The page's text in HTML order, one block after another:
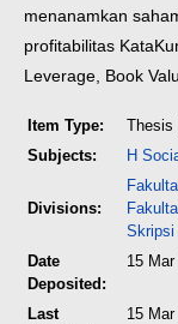
menanamkan
profitabilitas
Leverage, Book
Item Type:
Thesis
Subjects:
H
Divisions:
Skripsi
Date
Deposited:
15
Last
15